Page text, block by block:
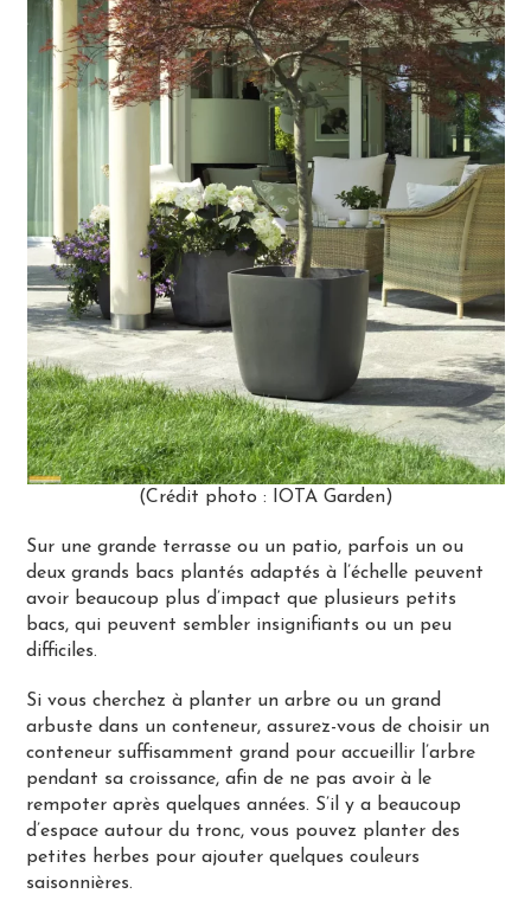
(Crédit photo : IOTA Garden)
Sur une grande terrasse ou un patio, parfois un ou
deux grands bacs plantés adaptés à l’échelle peuvent
avoir beaucoup plus d’impact que plusieurs petits
bacs, qui peuvent sembler insignifiants ou un peu
difficiles.
Si vous cherchez à planter un arbre ou un grand
arbuste dans un conteneur, assurez-vous de choisir un
conteneur suffisamment grand pour accueillir l’arbre
pendant sa croissance, afin de ne pas avoir à le
rempoter après quelques années. S’il y a beaucoup
d’espace autour du tronc, vous pouvez planter des
petites herbes pour ajouter quelques couleurs
saisonnières.